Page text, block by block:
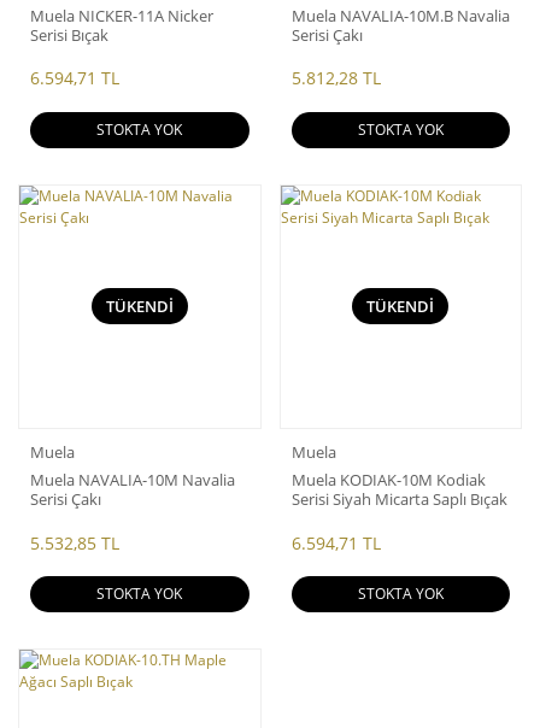
Muela NICKER-11A Nicker
Serisi Bıçak
6.594,71 TL
STOKTA YOK
Muela NAVALIA-10M.B Navalia
Serisi Çakı
5.812,28 TL
STOKTA YOK
TÜKENDİ
Muela
Muela NAVALIA-10M Navalia
Serisi Çakı
5.532,85 TL
STOKTA YOK
TÜKENDİ
Muela
Muela KODIAK-10M Kodiak
Serisi Siyah Micarta Saplı Bıçak
6.594,71 TL
STOKTA YOK